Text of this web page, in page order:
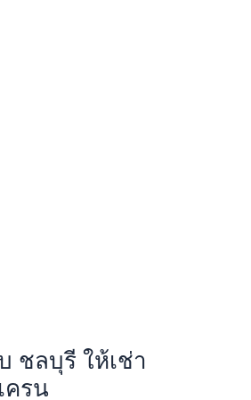
ชลบุรี ให้เช่า
ครน